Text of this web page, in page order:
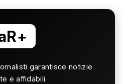
garantisce notizie
e affidabili.